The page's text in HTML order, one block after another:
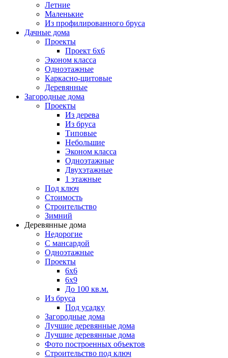
Летние
Маленькие
Из профилированного бруса
Дачные дома
Проекты
Проект 6х6
Эконом класса
Одноэтажные
Каркасно-щитовые
Деревянные
Загородные дома
Проекты
Из дерева
Из бруса
Типовые
Небольшие
Эконом класса
Одноэтажные
Двухэтажные
1 этажные
Под ключ
Стоимость
Строительство
Зимний
Деревянные дома
Недорогие
С мансардой
Одноэтажные
Проекты
6х6
6х9
До 100 кв.м.
Из бруса
Под усадку
Загородные дома
Лучшие деревянные дома
Лучшие деревянные дома
Фото построенных объектов
Строительство под ключ